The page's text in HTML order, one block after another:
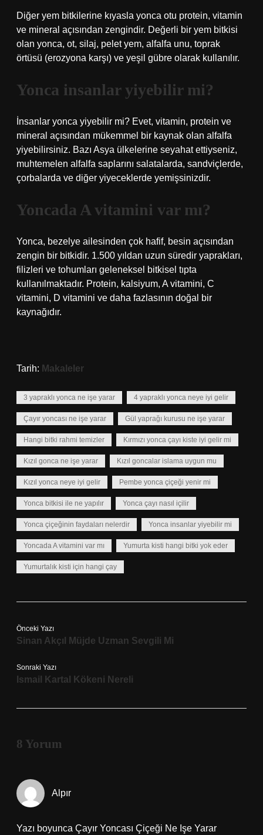
Diğer yem bitkilerine kıyasla yonca otu protein, vitamin
ve mineral açısından zengindir. Değerli bir yem bitkisi
olan yonca, ot, silaj, pelet yem, alfalfa unu, toprak
örtüsü (erozyona karşı) ve yeşil gübre olarak kullanılır.
Yonca insanlar yiyebilir mi?
İnsanlar yonca yiyebilir mi? Evet, vitamin, protein ve
mineral açısından mükemmel bir kaynak olan alfalfa
yiyebilirsiniz. Bazı Asya ülkelerine seyahat ettiyseniz,
muhtemelen alfalfa saplarını salatalarda, sandviçlerde,
çorbalarda ve diğer yiyeceklerde yemişsinizdir.
Yoncada A vitamini var mı?
Yonca, bezelye ailesinden çok hafif, besin açısından
zengin bir bitkidir. 1.500 yıldan uzun süredir yaprakları,
filizleri ve tohumları geleneksel bitkisel tıpta
kullanılmaktadır. Protein, kalsiyum, A vitamini, C
vitamini, D vitamini ve daha fazlasının doğal bir
kaynağıdır.
Tarih: Makaleler
3 yapraklı yonca ne işe yarar 4 yapraklı yonca neye iyi gelir
Çayır yoncası ne işe yarar Gül yaprağı kurusu ne işe yarar
Hangi bitki rahmi temizler Kırmızı yonca çayı kiste iyi gelir mi
Kızıl gonca ne işe yarar Kızıl goncalar islama uygun mu
Kızıl yonca neye iyi gelir Pembe yonca çiçeği yenir mi
Yonca bitkisi ile ne yapılır Yonca çayı nasıl içilir
Yonca çiçeğinin faydaları nelerdir Yonca insanlar yiyebilir mi
Yoncada A vitamini var mı Yumurta kisti hangi bitki yok eder
Yumurtalık kisti için hangi çay
Önceki Yazı
Sinan Akçıl Müjde Uzman Sevgili Mi
Sonraki Yazı
Ismail Kartal Kökeni Nereli
8 Yorum
Alpır
Yazı boyunca Çayır Yoncası Çiçeği Ne Işe Yarar